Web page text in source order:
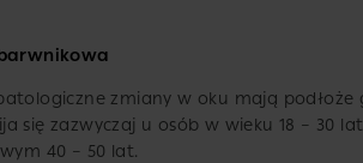
zmiany w oku mają podłoże
się zazwyczaj u osób w wieku 18 – 30
40 – 50 lat.